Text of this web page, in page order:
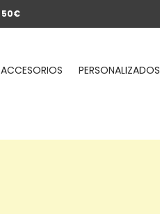
50€
ACCESORIOS PERSONALIZADOS